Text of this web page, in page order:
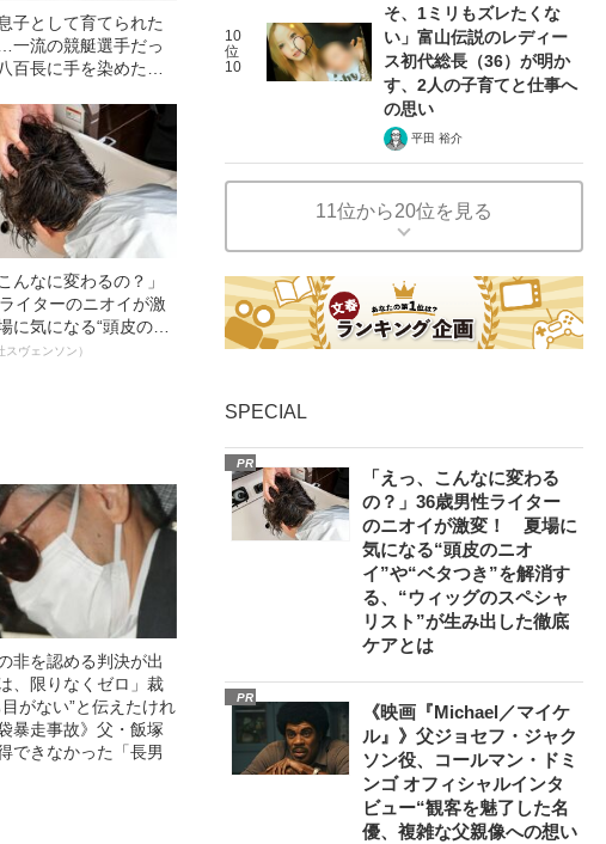
子として育てられた
一流の競艇選手だっ
百長に手を染めた理
んなに変わるの？」
イターのニオイが激
気になる“頭皮のニ
タつき”を解消す
スヴェンソン）
非を認める判決が出
、限りなくゼロ」裁
目がない”と伝えたけれ
暴走事故》父・飯塚
できなかった「長男
10
位
10
そ、1ミリもズレたくな
い」富山伝説のレディー
ス初代総長（36）が明か
す、2人の子育てと仕事へ
の思い
平田 裕介
11位から20位を見る
SPECIAL
PR
「えっ、こんなに変わる
の？」36歳男性ライター
のニオイが激変！ 夏場に
気になる“頭皮のニオ
イ”や“ベタつき”を解消す
る、“ウィッグのスペシャ
リスト”が生み出した徹底
ケアとは
PR
《映画『Michael／マイケ
ル』》父ジョセフ・ジャク
ソン役、コールマン・ドミ
ンゴ オフィシャルインタ
ビュー“観客を魅了した名
優、複雑な父親像への想い